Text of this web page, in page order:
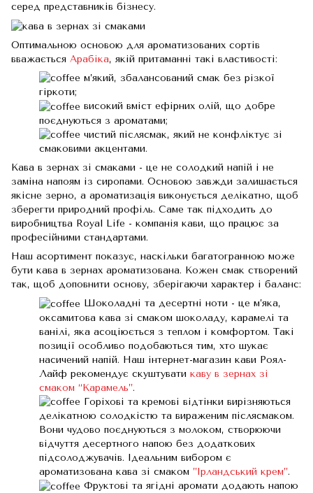
серед представників бізнесу.
Оптимальною основою для ароматизованих сортів
вважається Арабіка, якій притаманні такі властивості:
м’який, збалансований смак без різкої
гіркоти;
високий вміст ефірних олій, що добре
поєднуються з ароматами;
чистий післясмак, який не конфліктує зі
смаковими акцентами.
Кава в зернах зі смаками - це не солодкий напій і не
заміна напоям із сиропами. Основою завжди залишається
якісне зерно, а ароматизація виконується делікатно, щоб
зберегти природний профіль. Саме так підходить до
виробництва Royal Life - компанія кави, що працює за
професійними стандартами.
Наш асортимент показує, наскільки багатогранною може
бути кава в зернах ароматизована. Кожен смак створений
так, щоб доповнити основу, зберігаючи характер і баланс:
Шоколадні та десертні ноти - це м’яка,
оксамитова кава зі смаком шоколаду, карамелі та
ванілі, яка асоціюється з теплом і комфортом. Такі
позиції особливо подобаються тим, хто шукає
насичений напій. Наш інтернет-магазин кави Роял-
Лайф рекомендує скуштувати каву в зернах зі
смаком “Карамель”.
Горіхові та кремові відтінки вирізняються
делікатною солодкістю та вираженим післясмаком.
Вони чудово поєднуються з молоком, створюючи
відчуття десертного напою без додаткових
підсолоджувачів. Ідеальним вибором є
ароматизована кава зі смаком ”Ірландський крем”.
Фруктові та ягідні аромати додають напою